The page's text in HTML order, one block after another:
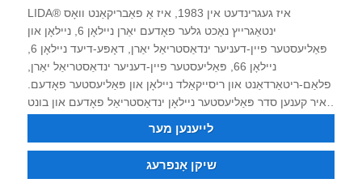
LIDA® איז געגרינדעט אין 1983, איז אַ פאַבריקאַנט וואָס
ינטאַגרייץ נאַכט גלער פאָדעם יאַרן ניילאָן 6, ניילאָן און
פּאַליעסטער פיין-דעניער ינדאַסטריאַל יאַרן, דאָפּע-דיעד ניילאָן 6,
ניילאָן 66, פּאַליעסטער פיין-דעניער ינדאַסטריאַל יאַרן,
פלאַם-ריטאַרדאַנט און ריסייקאַלד ניילאָן און פּאַליעסטער פאָדעם.
איר קענען סדר פּאַליעסטער ניילאָן ינדאַסטריאַל פאָדעם און בונט
יאַרן. נאָך פערציק יאָר פון ומגליק, טעקנאַלאַדזשיקאַל אנטוויקלונג
און כידעש, די פּראָדוקט קוואַליטעט האט פארדינט די רעספּעקט
אַ שטאַרק טעכניש ווערקפאָרס, ערשטער-קורס מכשירים, אַ פול
לייענען מער
שיקן אָנפרעג